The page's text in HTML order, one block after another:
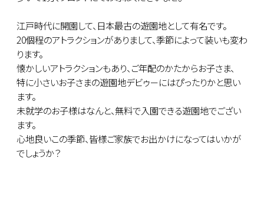
江戸時代に開園して、日本最古の遊園地として有名です。
20個程のアトラクションがありまして、季節によって装いも変わ
ります。
懐かしいアトラクションもあり、ご年配のかたからお子さま、
特に小さいお子さまの遊園地デビゥ－にはぴったりかと思い
ます。
未就学のお子様はなんと、無料で入園できる遊園地でござい
ます。
心地良いこの季節、皆様ご家族でお出かけになってはいかが
でしょうか？